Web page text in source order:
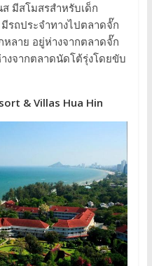
มีสโมสรสำหรับเด็ก
รถประจำทางไปตลาดจั๊ก
หลาย อยู่ห่างจากตลาดจั๊ก
งจากตลาดนัดโต้รุ่งโดยขับ
& Villas Hua Hin